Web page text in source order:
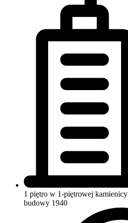
1 piętro w 1-piętrowej kamienicy
budowy 1940